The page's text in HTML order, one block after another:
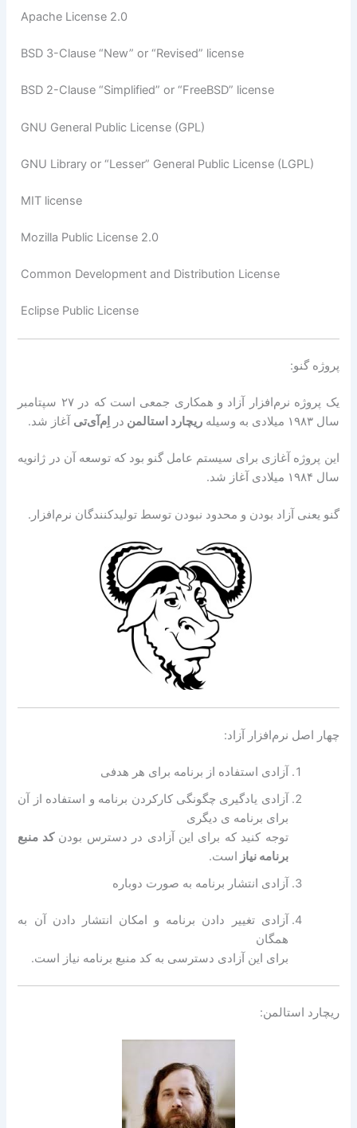
Apache License 2.0
BSD 3-Clause “New” or “Revised” license
BSD 2-Clause “Simplified” or “FreeBSD” license
GNU General Public License (GPL)
GNU Library or “Lesser” General Public License (LGPL)
MIT license
Mozilla Public License 2.0
Common Development and Distribution License
Eclipse Public License
پروژه گنو:
یک پروژه نرم‌افزار آزاد و همکاری جمعی است که در ۲۷ سپتامبر
سال ۱۹۸۳ میلادی به وسیله
ریچارد استالمن در اِم‌آی‌تی آغاز شد.
این پروژه آغازی برای سیستم‌ عامل گنو بود که توسعه آن در ژانویه
سال ۱۹۸۴ میلادی آغاز شد.
گنو یعنی آزاد بودن و محدود نبودن توسط تولیدکنندگان نرم‌افزار.
چهار اصل نرم‌افزار آزاد:
آزادی استفاده از برنامه برای هر هدفی
آزادی یادگیری چگونگی کارکردن برنامه و استفاده از آن
برای برنامه ی دیگری
توجه کنید که برای این آزادی در دسترس بودنکد منبع
برنامه نیاز است.
آزادی انتشار برنامه به صورت دوباره
آزادی تغییر دادن برنامه و امکان انتشار دادن آن به
همگان
برای این آزادی دسترسی به کد منبع برنامه نیاز است.
ریچارد استالمن: